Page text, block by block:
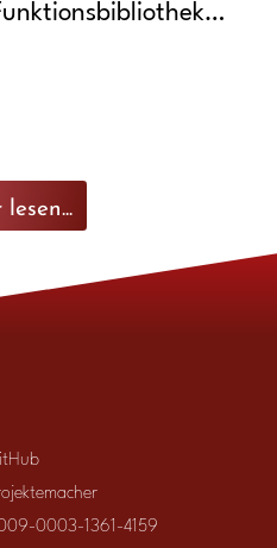
0003-1361-4159